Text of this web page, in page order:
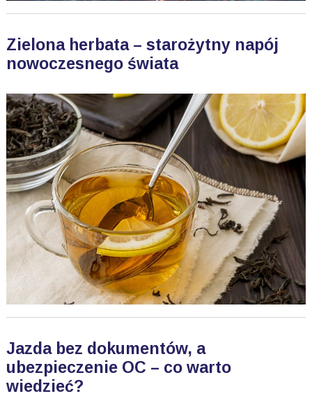
Zielona herbata – starożytny napój
nowoczesnego świata
Jazda bez dokumentów, a
ubezpieczenie OC – co warto
wiedzieć?